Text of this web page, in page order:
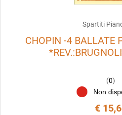
Spartiti
CHOPIN -4 BALLATE
(0)
Non
€